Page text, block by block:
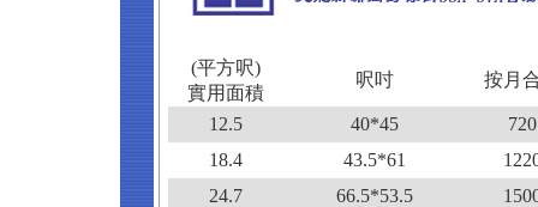
(平方呎)
實用面積
呎吋 按月
12.5 40*45
720
18.4
43.5*61
24.7
66.5*53.5